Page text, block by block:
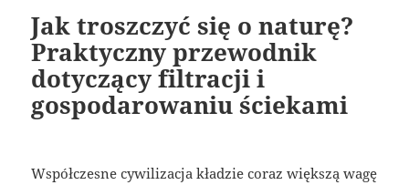
Jak troszczyć się o naturę?
Praktyczny przewodnik
dotyczący filtracji i
gospodarowaniu ściekami
Współczesne cywilizacja kładzie coraz większą wagę